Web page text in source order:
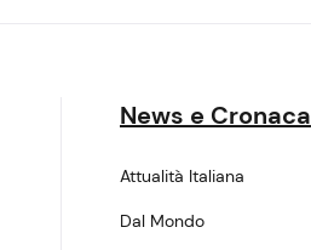
News e Cronaca
Attualità Italiana
Dal Mondo